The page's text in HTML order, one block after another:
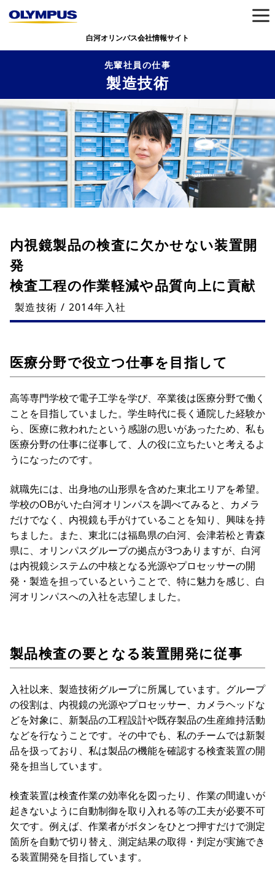
白河オリンパス会社情報サイト
先輩社員の仕事
製造技術
内視鏡製品の検査に欠かせない装置開
発
検査工程の作業軽減や品質向上に貢献
製造技術 / 2014年入社
医療分野で役立つ仕事を目指して
高等専門学校で電子工学を学び、卒業後は医療分野で働く
ことを目指していました。学生時代に長く通院した経験か
ら、医療に救われたという感謝の思いがあったため、私も
医療分野の仕事に従事して、人の役に立ちたいと考えるよ
うになったのです。
就職先には、出身地の山形県を含めた東北エリアを希望。
学校のOBがいた白河オリンパスを調べてみると、カメラ
だけでなく、内視鏡も手がけていることを知り、興味を持
ちました。また、東北には福島県の白河、会津若松と青森
県に、オリンパスグループの拠点が3つありますが、白河
は内視鏡システムの中核となる光源やプロセッサーの開
発・製造を担っているということで、特に魅力を感じ、白
河オリンパスへの入社を志望しました。
製品検査の要となる装置開発に従事
入社以来、製造技術グループに所属しています。グループ
の役割は、内視鏡の光源やプロセッサー、カメラヘッドな
どを対象に、新製品の工程設計や既存製品の生産維持活動
などを行なうことです。その中でも、私のチームでは新製
品を扱っており、私は製品の機能を確認する検査装置の開
発を担当しています。
検査装置は検査作業の効率化を図ったり、作業の間違いが
起きないように自動制御を取り入れる等の工夫が必要不可
欠です。例えば、作業者がボタンをひとつ押すだけで測定
箇所を自動で切り替え、測定結果の取得・判定が実施でき
る装置開発を目指しています。